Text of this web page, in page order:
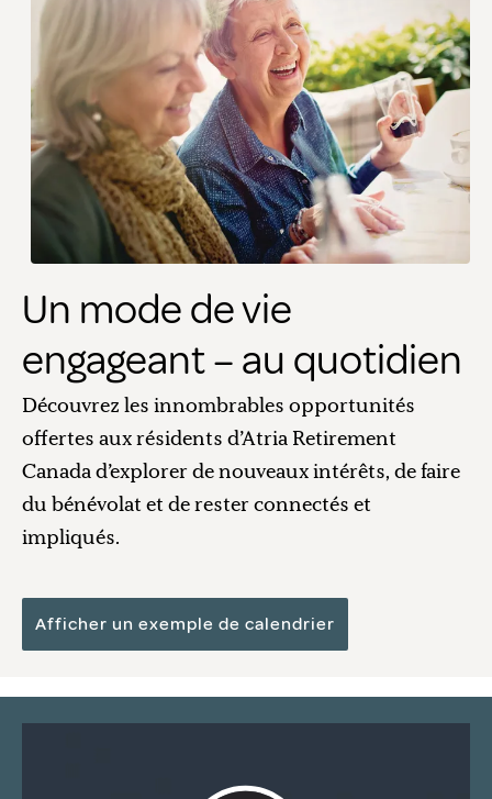
Un mode de vie
engageant – au quotidien
Découvrez les innombrables opportunités
offertes aux résidents d’Atria Retirement
Canada d’explorer de nouveaux intérêts, de faire
du bénévolat et de rester connectés et
impliqués.
Afficher un exemple de calendrier